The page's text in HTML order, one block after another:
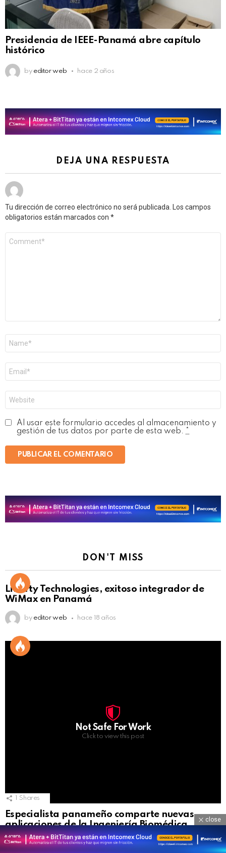
Presidencia de IEEE-Panamá abre capítulo
histórico
by editor web hace 2 años
DEJA UNA RESPUESTA
Tu dirección de correo electrónico no será publicada. Los campos
obligatorios están marcados con *
electrónico
*
Al usar este formulario accedes al almacenamiento y
gestión de tus datos por parte de esta web. *
DON'T MISS
Liberty Technologies, exitoso integrador de
WiMax en Panamá
by editor web hace 18 años
Not Safe For Work
Click to view this post
Shares
Especialista panameño comparte nuevas
aplicaciones de la Ingeniería Biomédica
by editor web hace 23 días
close